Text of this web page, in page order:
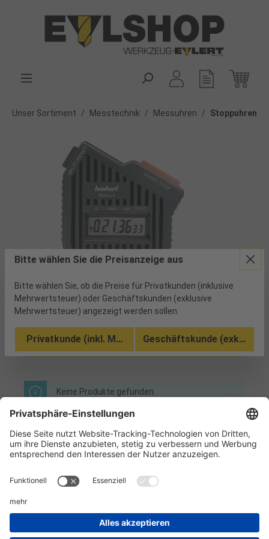
Unser Sortiment / Messtechnik / Messuhren / Stoppuhren
Produkte filtern
Keine Produkte gefunden.
Informationen
Kundenservice
Bitte wählen Sie die Preisanzeige aus
Bitte wählen Sie, ob die Preise für Privatkunden (inklusive
Mehrwertsteuer) oder Geschäftskunden (exklusive
Mehrwertsteuer) angezeigt werden sollen.
Privatkunde (inkl. MwSt.) Geschäftskunde (exkl.